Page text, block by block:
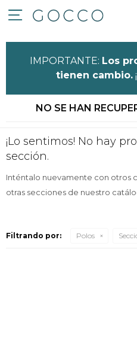

IMPORTANTE: Los
tienen cambio.
NO SE HAN
¡Lo sentimos! No hay
sección.
Inténtalo nuevamente con otros
otras secciones de nuestro
Filtrando por: Polos